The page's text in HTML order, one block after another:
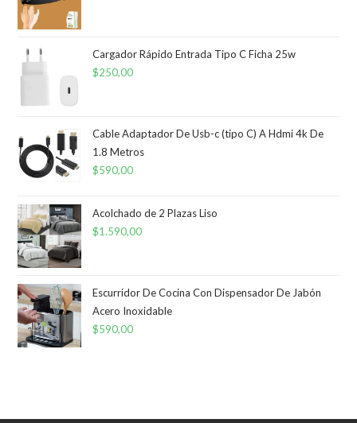
Cargador Rápido Entrada Tipo C Ficha 25w
$250,00
Cable Adaptador De Usb-c (tipo C) A Hdmi 4k De
1.8 Metros
$590,00
Acolchado de 2 Plazas Liso
$1.590,00
Escurridor De Cocina Con Dispensador De Jabón
Acero Inoxidable
$590,00